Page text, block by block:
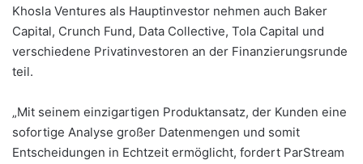
Khosla Ventures als Hauptinvestor nehmen auch Baker
Capital, Crunch Fund, Data Collective, Tola Capital und
verschiedene Privatinvestoren an der Finanzierungsrunde
teil.
„Mit seinem einzigartigen Produktansatz, der Kunden eine
sofortige Analyse großer Datenmengen und somit
Entscheidungen in Echtzeit ermöglicht, fordert ParStream